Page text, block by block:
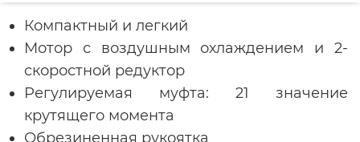
Компактный и легкий
Мотор с воздушным охлаждением и 2-
скоростной редуктор
Регулируемая муфта: 21 значение
крутящего момента
Обрезиненная рукоятка